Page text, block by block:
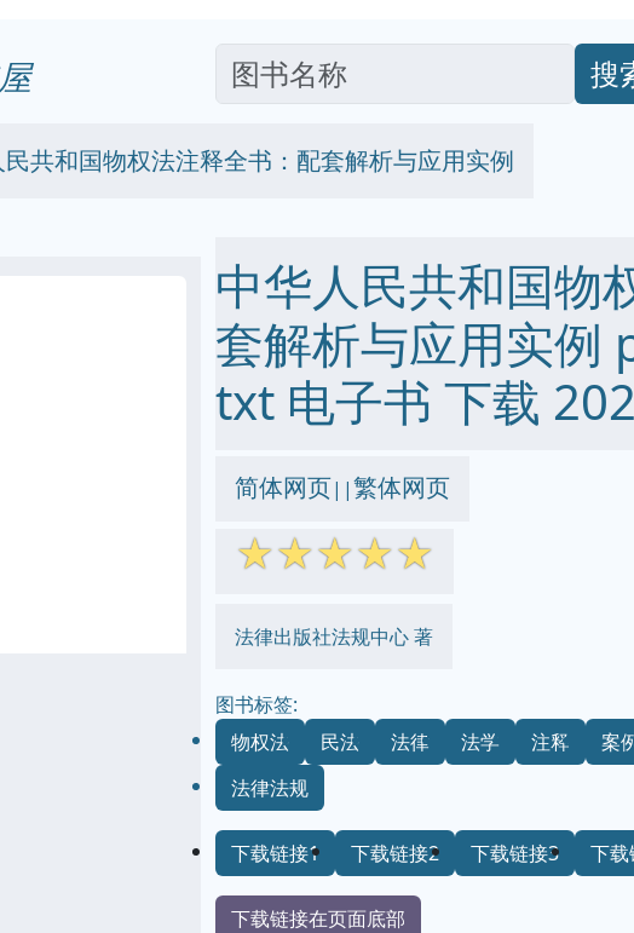
搜
共和国物权法注释全书：配套解析与应用实例
中华人民共和国物
套解析与应用实
txt 电子书 下载
简体网页||繁体网页
☆☆☆☆☆
法律出版社法规中心 著
图书标签:
物权法
民法 法律 法学 注释 案
法律法规
下载链接1 下载链接2 下载链接3 下
下载链接在页面底部